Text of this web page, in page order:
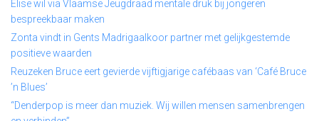
Elise wil via Vlaamse Jeugdraad mentale druk bij jongeren
bespreekbaar maken
Zonta vindt in Gents Madrigaalkoor partner met gelijkgestemde
positieve waarden
Reuzeken Bruce eert gevierde vijftigjarige cafébaas van ‘Café Bruce
’n Blues’
“Denderpop is meer dan muziek. Wij willen mensen samenbrengen